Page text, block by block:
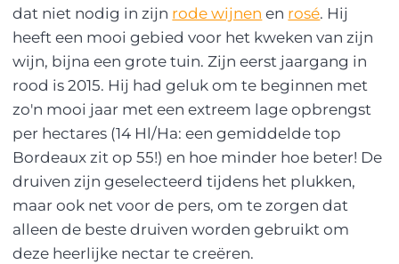
dat niet nodig in zijn rode wijnen en rosé. Hij
heeft een mooi gebied voor het kweken van zijn
wijn, bijna een grote tuin. Zijn eerst jaargang in
rood is 2015. Hij had geluk om te beginnen met
zo'n mooi jaar met een extreem lage opbrengst
per hectares (14 Hl/Ha: een gemiddelde top
Bordeaux zit op 55!) en hoe minder hoe beter! De
druiven zijn geselecteerd tijdens het plukken,
maar ook net voor de pers, om te zorgen dat
alleen de beste druiven worden gebruikt om
deze heerlijke nectar te creëren.